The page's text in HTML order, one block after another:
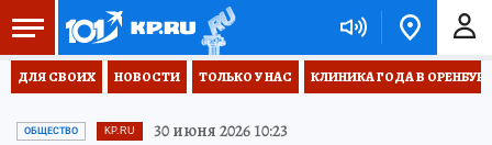
ДЛЯ СВОИХ НОВОСТИ ТОЛЬКО У НАС КЛИНИКА ГОДА В
ОБЩЕСТВО KP.RU 30 июня 2026 10:23